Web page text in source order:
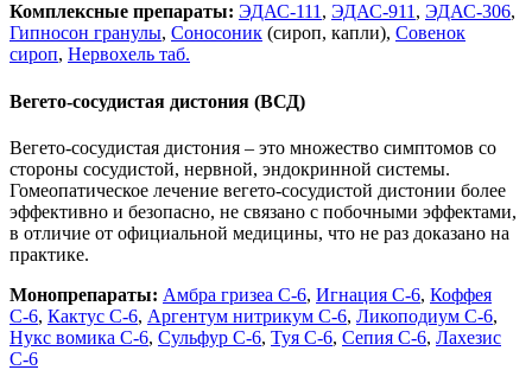
Комплексные препараты: ЭДАС-111, ЭДАС-911, ЭДАС-306,
Гипносон гранулы, Соносоник (сироп, капли), Совенок
сироп, Нервохель таб.
Вегето-сосудистая дистония (ВСД)
Вегето-сосудистая дистония – это множество симптомов со
стороны сосудистой, нервной, эндокринной системы.
Гомеопатическое лечение вегето-сосудистой дистонии более
эффективно и безопасно, не связано с побочными эффектами,
в отличие от официальной медицины, что не раз доказано на
практике.
Монопрепараты: Амбра гризеа С-6, Игнация С-6, Коффея
С-6, Кактус С-6, Аргентум нитрикум С-6, Ликоподиум С-6,
Нукс вомика С-6, Сульфур С-6, Туя С-6, Сепия С-6, Лахезис
С-6